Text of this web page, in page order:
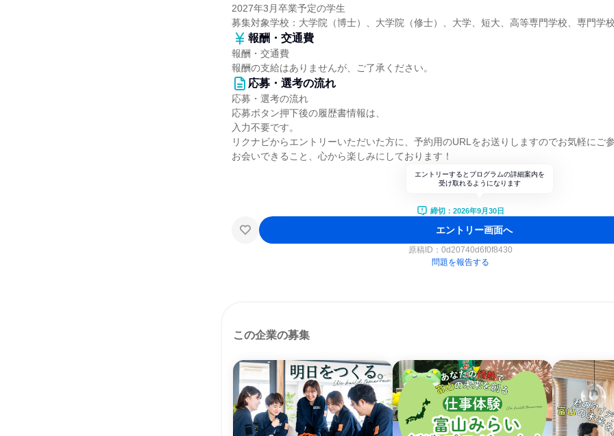
2027年3月卒業予定の学生
募集対象学校：大学院（博士）、大学院（修士）、大学、短大、高等専門学校、専門学校
報酬・交通費
報酬・交通費
報酬の支給はありませんが、ご了承ください。
応募・選考の流れ
応募・選考の流れ
応募ボタン押下後の履歴書情報は、
入力不要です。
リクナビからエントリーいただいた方に、予約用のURLをお送りしますのでお気軽にご参
お会いできること、心から楽しみにしております！
エントリーするとプログラムの詳細案内を
受け取れるようになります
締切：2026年9月30日
エントリー画面へ
原稿ID： 0d20740d6f0f8430
問題を報告する
この企業の募集